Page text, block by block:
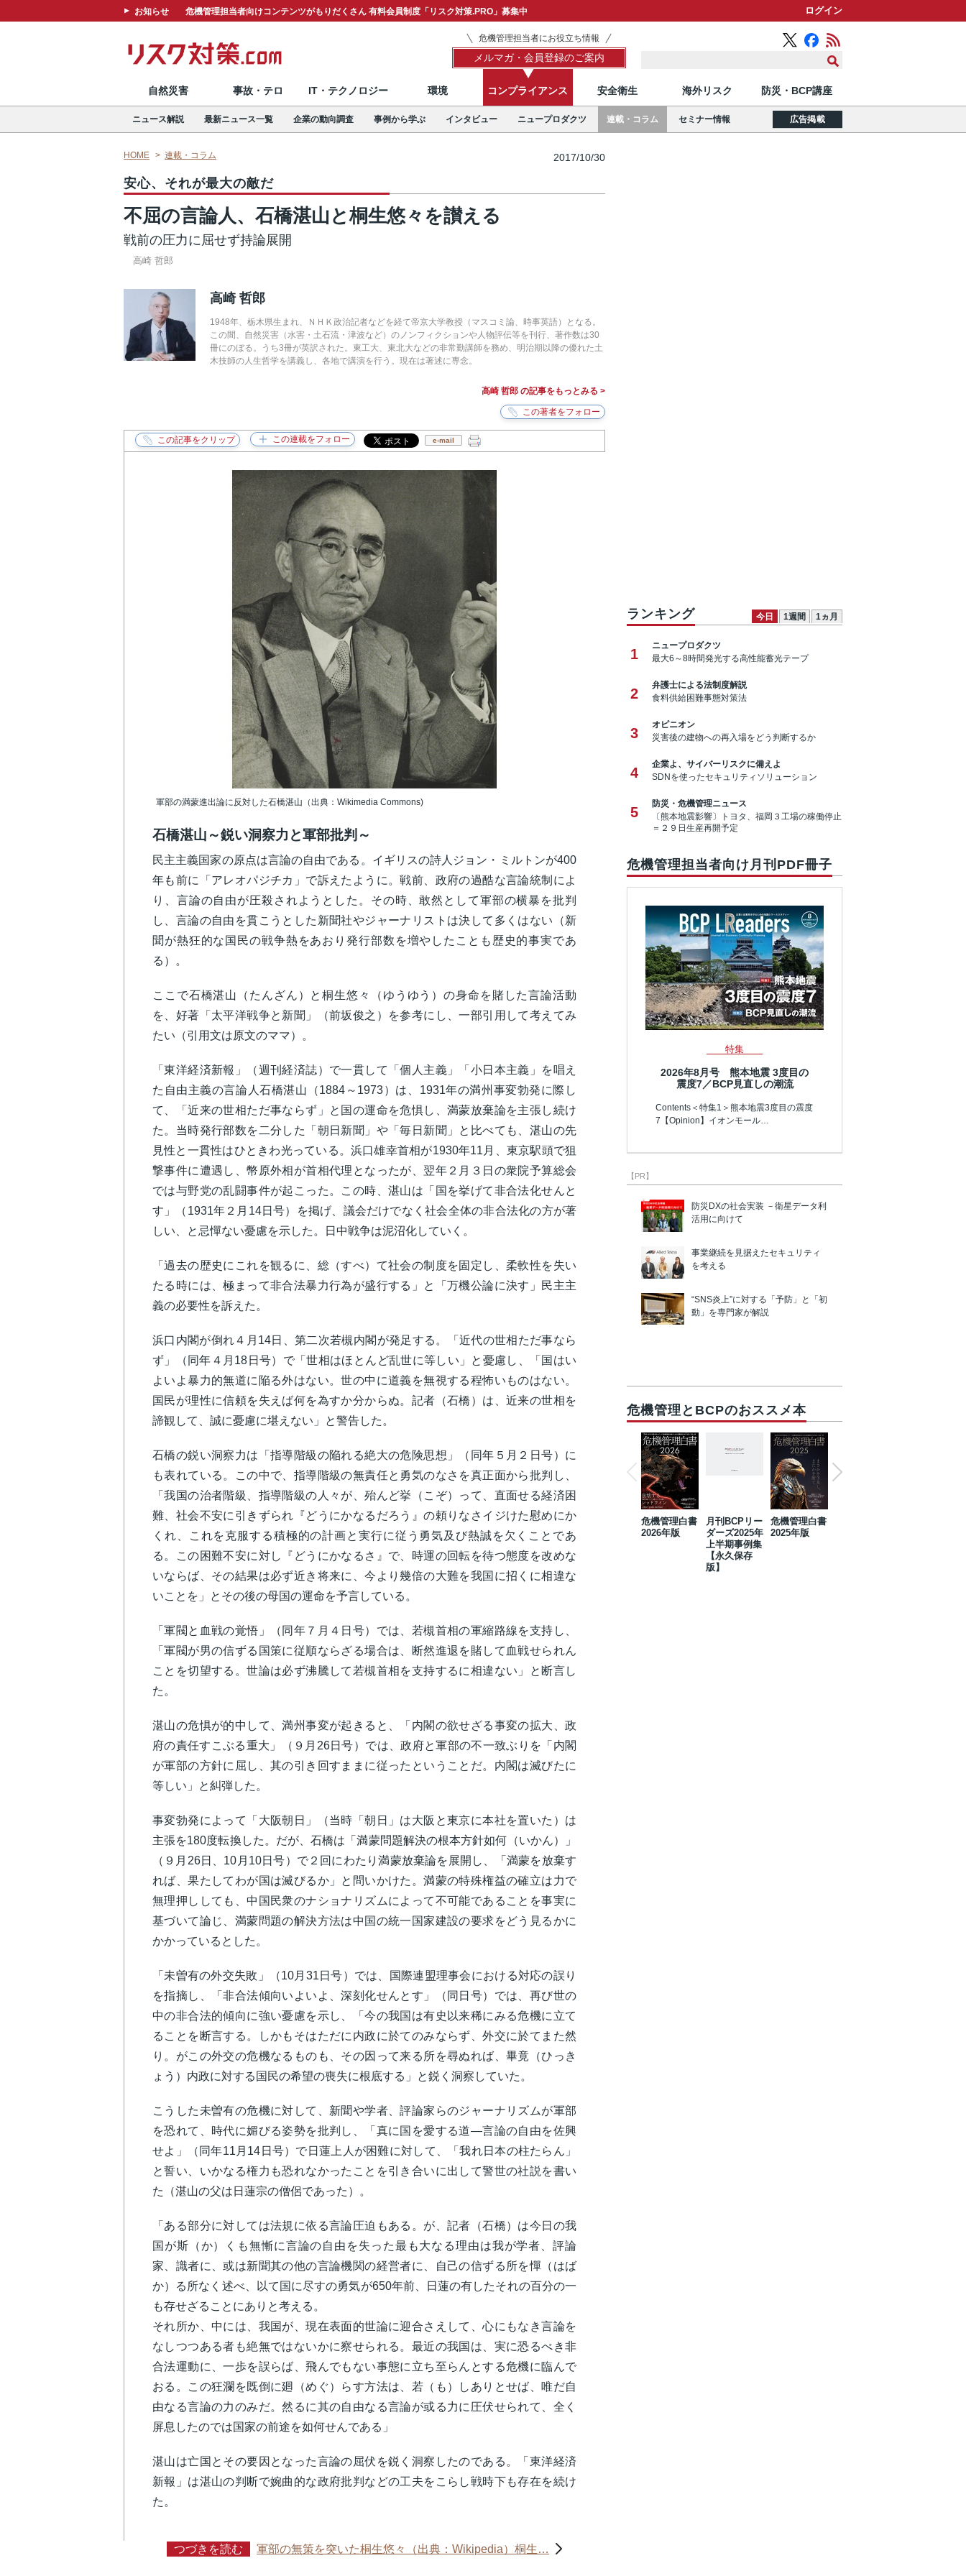
お知らせ 危機管理担当者向けコンテンツがもりだくさん 有料会員制度「リスク対策.PRO」募集中 ログイン
危機管理担当者にお役立ち情報
メルマガ・会員登録のご案内
自然災害 事故・テロ IT・テクノロジー 環境 コンプライアンス 安全衛生 海外リスク 防災・BCP講座
ニュース解説 最新ニュース一覧 企業の動向調査 事例から学ぶ インタビュー ニュープロダクツ 連載・コラム セミナー情報 広告掲載
HOME 連載・コラム 2017/10/30
安心、それが最大の敵だ
不屈の言論人、石橋湛山と桐生悠々を讃える
戦前の圧力に屈せず持論展開
高崎 哲郎
高崎 哲郎
1948年、栃木県生まれ、ＮＨＫ政治記者などを経て帝京大学教授（マスコミ論、時事英語）となる。
この間、自然災害（水害・土石流・津波など）のノンフィクションや人物評伝等を刊行、著作数は30
冊にのぼる。うち3冊が英訳された。東工大、東北大などの非常勤講師を務め、明治期以降の優れた土
木技師の人生哲学を講義し、各地で講演を行う。現在は著述に専念。
高崎 哲郎 の記事をもっとみる >
e-mail
軍部の満蒙進出論に反対した石橋湛山（出典：Wikimedia Commons)
石橋湛山～鋭い洞察力と軍部批判～
民主主義国家の原点は言論の自由である。イギリスの詩人ジョン・ミルトンが400
年も前に「アレオパジチカ」で訴えたように。戦前、政府の過酷な言論統制によ
り、言論の自由が圧殺されようとした。その時、敢然として軍部の横暴を批判
し、言論の自由を貫こうとした新聞社やジャーナリストは決して多くはない（新
聞が熱狂的な国民の戦争熱をあおり発行部数を増やしたことも歴史的事実であ
る）。
ここで石橋湛山（たんざん）と桐生悠々（ゆうゆう）の身命を賭した言論活動
を、好著「太平洋戦争と新聞」（前坂俊之）を参考にし、一部引用して考えてみ
たい（引用文は原文のママ）。
「東洋経済新報」（週刊経済誌）で一貫して「個人主義」「小日本主義」を唱え
た自由主義の言論人石橋湛山（1884～1973）は、1931年の満州事変勃発に際し
て、「近来の世相ただ事ならず」と国の運命を危惧し、満蒙放棄論を主張し続け
た。当時発行部数を二分した「朝日新聞」や「毎日新聞」と比べても、湛山の先
見性と一貫性はひときわ光っている。浜口雄幸首相が1930年11月、東京駅頭で狙
撃事件に遭遇し、幣原外相が首相代理となったが、翌年２月３日の衆院予算総会
では与野党の乱闘事件が起こった。この時、湛山は「国を挙げて非合法化せんと
す」（1931年２月14日号）を掲げ、議会だけでなく社会全体の非合法化の方が著
しい、と忌憚ない憂慮を示した。日中戦争は泥沼化していく。
「過去の歴史にこれを観るに、総（すべ）て社会の制度を固定し、柔軟性を失い
たる時には、極まって非合法暴力行為が盛行する」と「万機公論に決す」民主主
義の必要性を訴えた。
浜口内閣が倒れ４月14日、第二次若槻内閣が発足する。「近代の世相ただ事なら
ず」（同年４月18日号）で「世相はほとんど乱世に等しい」と憂慮し、「国はい
よいよ暴力的無道に陥る外はない。世の中に道義を無視する程怖いものはない。
国民が理性に信頼を失えば何を為すか分からぬ。記者（石橋）は、近来の世相を
諦観して、誠に憂慮に堪えない」と警告した。
石橋の鋭い洞察力は「指導階級の陥れる絶大の危険思想」（同年５月２日号）に
も表れている。この中で、指導階級の無責任と勇気のなさを真正面から批判し、
「我国の治者階級、指導階級の人々が、殆んど挙（こぞ）って、直面せる経済困
難、社会不安に引きずられ『どうにかなるだろう』の頼りなさイジけた慰めにか
くれ、これを克服する積極的の計画と実行に従う勇気及び熱誠を欠くことであ
る。この困難不安に対し『どうにかなるさ』で、時運の回転を待つ態度を改めな
いならば、その結果は必ず近き将来に、今より幾倍の大難を我国に招くに相違な
いことを」とその後の母国の運命を予言している。
「軍閥と血戦の覚悟」（同年７月４日号）では、若槻首相の軍縮路線を支持し、
「軍閥が男の信ずる国策に従順ならざる場合は、断然進退を賭して血戦せられん
ことを切望する。世論は必ず沸騰して若槻首相を支持するに相違ない」と断言し
た。
湛山の危惧が的中して、満州事変が起きると、「内閣の欲せざる事変の拡大、政
府の責任すこぶる重大」（９月26日号）では、政府と軍部の不一致ぶりを「内閣
が軍部の方針に屈し、其の引き回すままに従ったということだ。内閣は滅びたに
等しい」と糾弾した。
事変勃発によって「大阪朝日」（当時「朝日」は大阪と東京に本社を置いた）は
主張を180度転換した。だが、石橋は「満蒙問題解決の根本方針如何（いかん）」
（９月26日、10月10日号）で２回にわたり満蒙放棄論を展開し、「満蒙を放棄す
れば、果たしてわが国は滅びるか」と問いかけた。満蒙の特殊権益の確立は力で
無理押ししても、中国民衆のナショナリズムによって不可能であることを事実に
基づいて論じ、満蒙問題の解決方法は中国の統一国家建設の要求をどう見るかに
かかっているとした。
「未曽有の外交失敗」（10月31日号）では、国際連盟理事会における対応の誤り
を指摘し、「非合法傾向いよいよ、深刻化せんとす」（同日号）では、再び世の
中の非合法的傾向に強い憂慮を示し、「今の我国は有史以来稀にみる危機に立て
ることを断言する。しかもそはただに内政に於てのみならず、外交に於てまた然
り。がこの外交の危機なるものも、その因って来る所を尋ぬれば、畢竟（ひっき
ょう）内政に対する国民の希望の喪失に根底する」と鋭く洞察していた。
こうした未曽有の危機に対して、新聞や学者、評論家らのジャーナリズムが軍部
を恐れて、時代に媚びる姿勢を批判し、「真に国を愛する道―言論の自由を佐興
せよ」（同年11月14日号）で日蓮上人が困難に対して、「我れ日本の柱たらん」
と誓い、いかなる権力も恐れなかったことを引き合いに出して警世の社説を書い
た（湛山の父は日蓮宗の僧侶であった）。
「ある部分に対しては法規に依る言論圧迫もある。が、記者（石橋）は今日の我
国が斯（か）くも無慚に言論の自由を失った最も大なる理由は我が学者、評論
家、識者に、或は新聞其の他の言論機関の経営者に、自己の信ずる所を憚（はば
か）る所なく述べ、以て国に尽すの勇気が650年前、日蓮の有したそれの百分の一
も存せざることにありと考える。
それ所か、中には、我国が、現在表面的世論に迎合さえして、心にもなき言論を
なしつつある者も絶無ではないかに察せられる。最近の我国は、実に恐るべき非
合法運動に、一歩を誤らば、飛んでもない事態に立ち至らんとする危機に臨んで
おる。この狂瀾を既倒に廻（めぐ）らす方法は、若（も）しありとせば、唯だ自
由なる言論の力のみだ。然るに其の自由なる言論が或る力に圧伏せられて、全く
屏息したのでは国家の前途を如何せんである」
湛山は亡国とその要因となった言論の屈伏を鋭く洞察したのである。「東洋経済
新報」は湛山の判断で婉曲的な政府批判などの工夫をこらし戦時下も存在を続け
た。
つづきを読む 軍部の無策を突いた桐生悠々（出典：Wikipedia）桐生…
ランキング 今日 1週間 1ヵ月
1
ニュープロダクツ
最大6～8時間発光する高性能蓄光テープ
2
弁護士による法制度解説
食料供給困難事態対策法
3
オピニオン
災害後の建物への再入場をどう判断するか
4
企業よ、サイバーリスクに備えよ
SDNを使ったセキュリティソリューション
5
防災・危機管理ニュース
〔熊本地震影響〕トヨタ、福岡３工場の稼働停止
＝２９日生産再開予定
危機管理担当者向け月刊PDF冊子
特集
2026年8月号 熊本地震 3度目の
震度7／BCP見直しの潮流
Contents＜特集1＞熊本地震3度目の震度
7【Opinion】イオンモール…
【PR】
防災DXの社会実装 －衛星データ利
活用に向けて
事業継続を見据えたセキュリティ
を考える
“SNS炎上”に対する「予防」と「初
動」を専門家が解説
危機管理とBCPのおススメ本
危機管理白書
2026年版
月刊BCPリー
ダーズ2025年
上半期事例集
【永久保存
版】
危機管理白書
2025年版